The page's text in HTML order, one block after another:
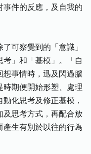
件的反應，及自我的
可察覺到的「意識」
」和「基模」。「自
事情時，迅及閃過腦
期便開始形塑、處理
化思考及修正基模，
及思考方式，再配合放
生有別於以往的行為